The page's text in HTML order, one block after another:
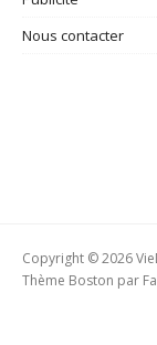
Nous contacter
Copyright © 2026
Thème Boston par